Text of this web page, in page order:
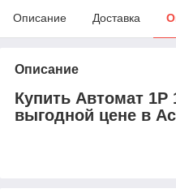
Описание Доставка
Описание
Купить Автомат 1Р
выгодной цене в